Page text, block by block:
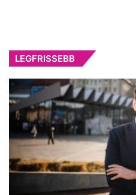
LEGFRISSEBB